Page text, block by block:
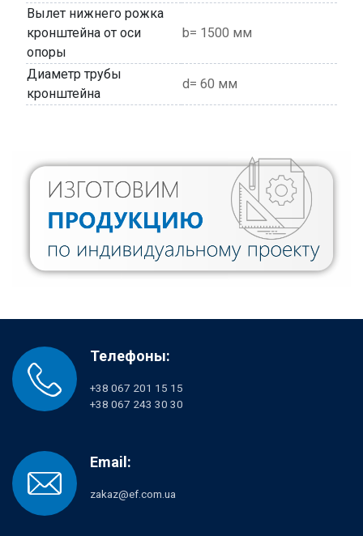
Вылет нижнего рожка
кронштейна от оси
опоры
b= 1500 мм
Диаметр трубы
кронштейна
d= 60 мм
Телефоны:
+38 067 201 15 15
+38 067 243 30 30
Email:
zakaz@ef.com.ua